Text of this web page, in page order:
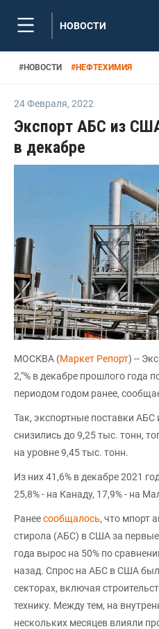
НОВОСТИ
#НОВОСТИ #НЕФТЕХИМИЯ
24 Февраля, 2022
Экспорт АБС из
в декабре
МОСКВА (Маркет Репорт) --
2,"% в декабре прошлого года
периодом годом ранее,
Так, экспортные поставки
снизились до 9,25 тыс. тонн,
на уровне 9,45 тыс. тонн.
Из них 41,6% в декабре 2021
25,8% - на Канаду, 17,9% - на
Ранеесообщалось, что мпорт
стирола (АБС) в США за
года вырос на 50% по
назад. Спрос на АБС в США
секторах, включая
технику. Между тем, на
нескольких месяцев влияли